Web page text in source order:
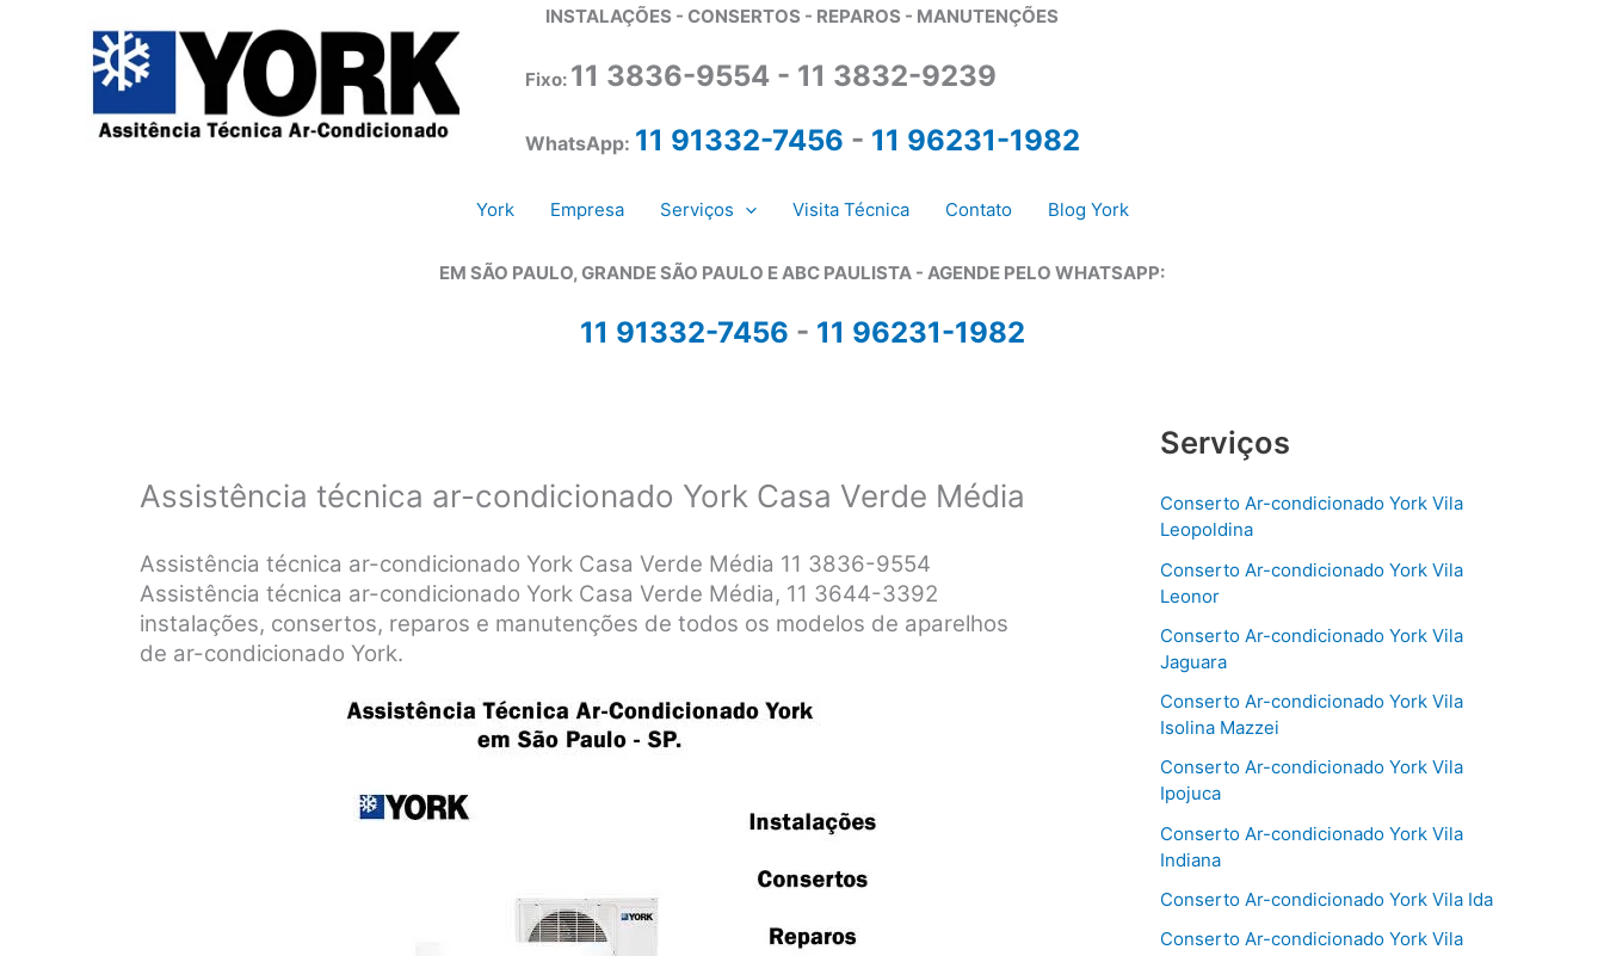
INSTALAÇÕES - CONSERTOS - REPAROS - MANUTENÇÕES
Fixo: 11 3836-9554 - 11 3832-9239
WhatsApp: 11 91332-7456 - 11 96231-1982
York Empresa Serviços Visita Técnica Contato Blog York
EM SÃO PAULO, GRANDE SÃO PAULO E ABC PAULISTA - AGENDE PELO WHATSAPP:
11 91332-7456 - 11 96231-1982
Assistência técnica ar-condicionado York Casa Verde Média
Assistência técnica ar-condicionado York Casa Verde Média 11 3836-9554
Assistência técnica ar-condicionado York Casa Verde Média, 11 3644-3392
instalações, consertos, reparos e manutenções de todos os modelos de aparelhos
de ar-condicionado York.
Serviços
Conserto Ar-condicionado York Vila
Leopoldina
Conserto Ar-condicionado York Vila
Leonor
Conserto Ar-condicionado York Vila
Jaguara
Conserto Ar-condicionado York Vila
Isolina Mazzei
Conserto Ar-condicionado York Vila
Ipojuca
Conserto Ar-condicionado York Vila
Indiana
Conserto Ar-condicionado York Vila Ida
Conserto Ar-condicionado York Vila